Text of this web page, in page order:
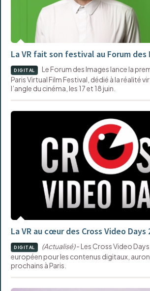
La VR fait son festival au Forum des
DIGITAL
Le Forum des Images lance la
Paris Virtual Film Festival, dédié à la réalité
l’angle du cinéma, les 17 et 18 juin.
La VR au cœur des Cross Video Days
DIGITAL (Actualisé)- Les Cross Video
européen pour les contenus digitaux,
prochains à Paris.